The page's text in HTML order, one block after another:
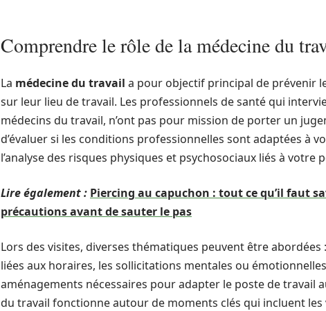
Comprendre le rôle de la médecine du
La médecine du travail a pour objectif principal de prévenir
sur leur lieu de travail. Les professionnels de santé qui
médecins du travail, n’ont pas pour mission de porter un
d’évaluer si les conditions professionnelles sont adaptées à
l’analyse des risques physiques et psychosociaux liés à votre
Lire également : Piercing au capuchon : tout ce qu’il faut
précautions avant de sauter le pas
Lors des visites, diverses thématiques peuvent être
liées aux horaires, les sollicitations mentales ou
aménagements nécessaires pour adapter le poste de travail
du travail fonctionne autour de moments clés qui incluent les